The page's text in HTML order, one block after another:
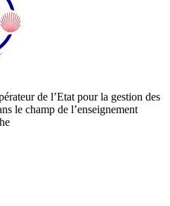
de l’Etat pour la gestion des
le champ de l’enseignement